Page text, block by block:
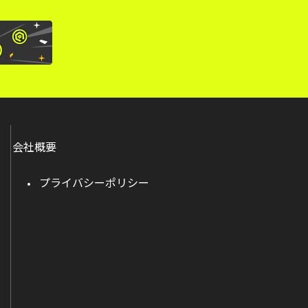
会社概要
プライバシーポリシー